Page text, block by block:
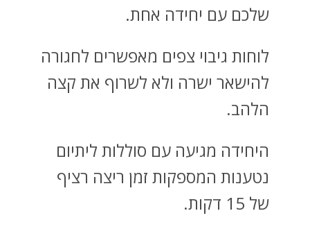
שלכם עם יחידה אחת.
לוחות גיבוי צפים מאפשרים לחגורה
להישאר ישרה ולא לשרוף את קצה
הלהב.
היחידה מגיעה עם סוללות ליתיום
נטענות המספקות זמן ריצה רציף
של 15 דקות.